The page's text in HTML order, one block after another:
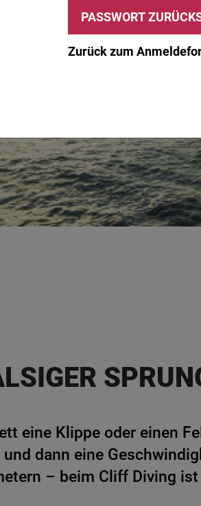
Zurück zum
eine Klippe oder einen
dann eine
– beim Cliff Diving